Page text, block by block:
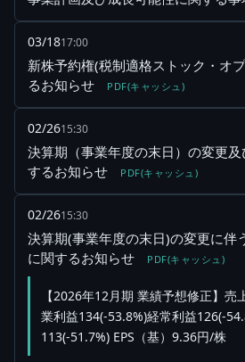
03/1817:00
新株予約権(税制適格ストック・オ
るお知らせ
PDF(キャッシュ)
02/2615:30
決算期（事業年度の末日）の変更
するお知らせ
PDF(キャッシュ)
02/2615:30
決算期(事業年度の末日)の変更に伴
に関するお知らせ
PDF(キャッシュ)
【2026年12月期 業績予想修正】売
業利益134(-53.8%)経常利益126(-
113(-51.7%) EPS（基）9.36円/株